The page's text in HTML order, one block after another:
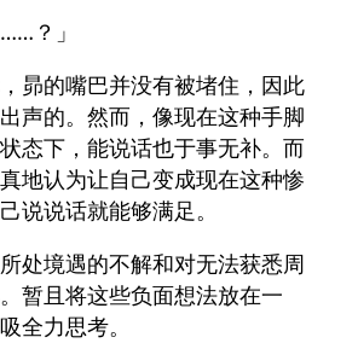
？」
昴的嘴巴并没有被堵住，因此
声的。然而，像现在这种手脚
态下，能说话也于事无补。而
地认为让自己变成现在这种惨
说说话就能够满足。
处境遇的不解和对无法获悉周
暂且将这些负面想法放在一
全力思考。